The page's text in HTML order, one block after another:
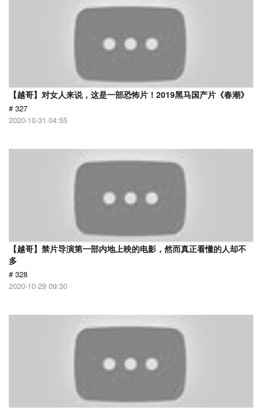
【越哥】对女人来说，这是一部恐怖片！2019黑马国产片《春潮》
# 327
2020-10-31 04:55
【越哥】禁片导演第一部内地上映的电影，然而真正看懂的人却不
多
# 328
2020-10-29 09:30